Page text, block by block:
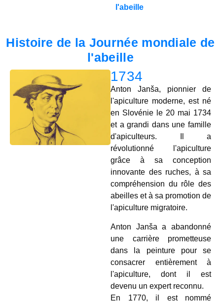
l'abeille
Histoire de la Journée mondiale de
l'abeille
1734
Anton Janša, pionnier de
l'apiculture moderne, est né
en Slovénie le 20 mai 1734
et a grandi dans une famille
d'apiculteurs. Il a
révolutionné l'apiculture
grâce à sa conception
innovante des ruches, à sa
compréhension du rôle des
abeilles et à sa promotion de
l'apiculture migratoire.
Anton Janša a abandonné
une carrière prometteuse
dans la peinture pour se
consacrer entièrement à
l'apiculture, dont il est
devenu un expert reconnu.
En 1770, il est nommé